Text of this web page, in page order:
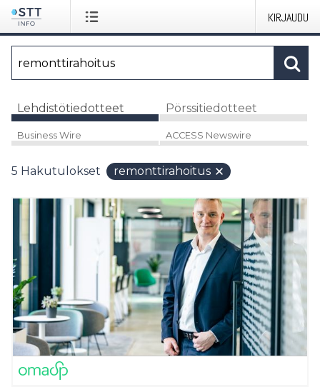
KIRJAUDU
Lehdistötiedotteet Pörssitiedotteet
Business Wire ACCESS Newswire
5 Hakutulokset remonttirahoitus